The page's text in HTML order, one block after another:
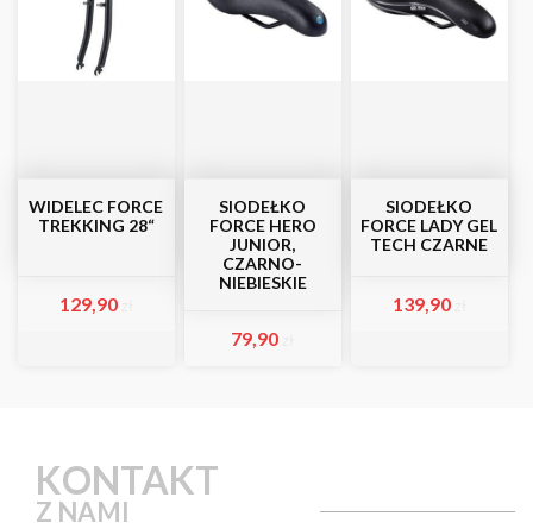
WIDELEC FORCE
TREKKING 28“
129,90
SIODEŁKO
FORCE HERO
JUNIOR,
CZARNO-
NIEBIESKIE
79,90
SIODEŁKO
FORCE LADY GEL
TECH CZARNE
139,90
KONTAKT
Z NAMI